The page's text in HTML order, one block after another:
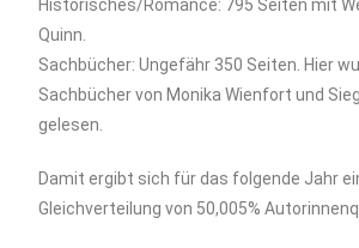
Historisches/Romance: 795 Seiten mit
Quinn.
Sachbücher: Ungefähr 350 Seiten. Hier
Sachbücher von Monika Wienfort und
gelesen.
Damit ergibt sich für das folgende Jahr
Gleichverteilung von 50,005%